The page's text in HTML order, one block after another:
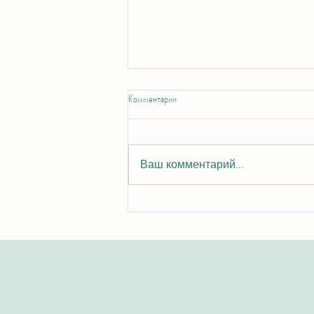
Лучшие программы MBA: Как
Университет формирует мировых
Комментарии
Ваш комментарий...